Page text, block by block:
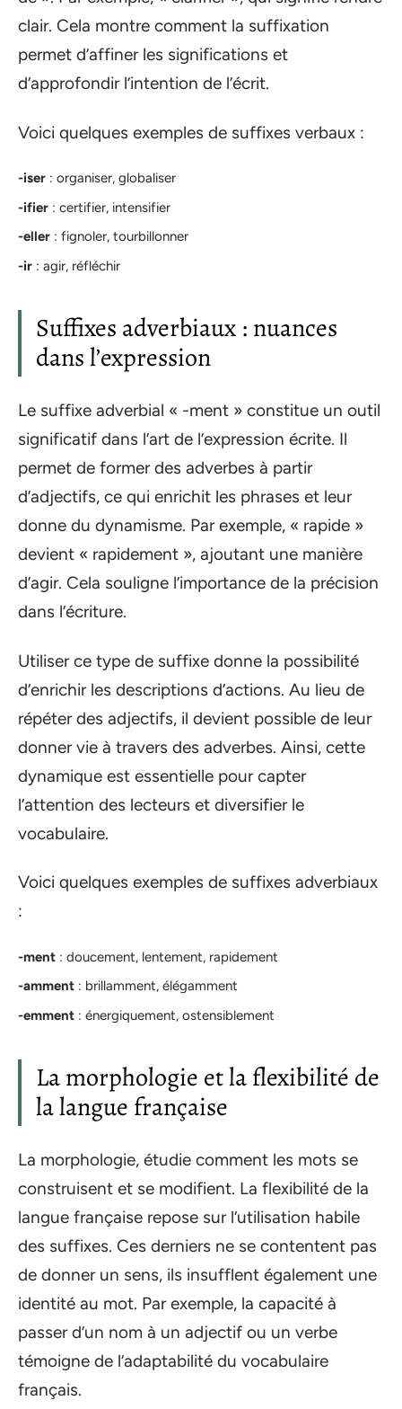
clair. Cela montre comment la suffixation
permet d’affiner les significations et
d’approfondir l’intention de l’écrit.
Voici quelques exemples de suffixes verbaux :
-iser : organiser, globaliser
-ifier : certifier, intensifier
-eller : fignoler, tourbillonner
-ir : agir, réfléchir
Suffixes adverbiaux : nuances
dans l’expression
Le suffixe adverbial « -ment » constitue un outil
significatif dans l’art de l’expression écrite. Il
permet de former des adverbes à partir
d’adjectifs, ce qui enrichit les phrases et leur
donne du dynamisme. Par exemple, « rapide »
devient « rapidement », ajoutant une manière
d’agir. Cela souligne l’importance de la précision
dans l’écriture.
Utiliser ce type de suffixe donne la possibilité
d’enrichir les descriptions d’actions. Au lieu de
répéter des adjectifs, il devient possible de leur
donner vie à travers des adverbes. Ainsi, cette
dynamique est essentielle pour capter
l’attention des lecteurs et diversifier le
vocabulaire.
Voici quelques exemples de suffixes adverbiaux
:
-ment : doucement, lentement, rapidement
-amment : brillamment, élégamment
-emment : énergiquement, ostensiblement
La morphologie et la flexibilité de
la langue française
La morphologie, étudie comment les mots se
construisent et se modifient. La flexibilité de la
langue française repose sur l’utilisation habile
des suffixes. Ces derniers ne se contentent pas
de donner un sens, ils insufflent également une
identité au mot. Par exemple, la capacité à
passer d’un nom à un adjectif ou un verbe
témoigne de l’adaptabilité du vocabulaire
français.